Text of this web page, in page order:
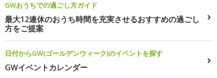
GWおうちでの過ごし方ガイド
最大12連休のおうち時間を充実させるおすすめの過ごし
方をご提案
日付からGW(ゴールデンウィーク)のイベントを探す
GWイベントカレンダー